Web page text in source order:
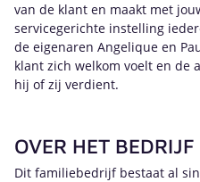
van de klant en maakt met
servicegerichte instelling
de eigenaren Angelique en
klant zich welkom voelt en de
hij of zij verdient.
OVER HET BEDRIJF
Dit familiebedrijf bestaat al